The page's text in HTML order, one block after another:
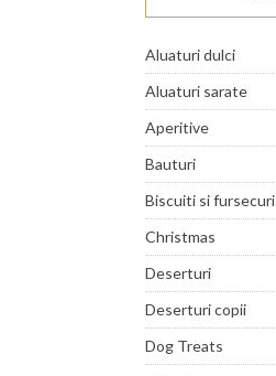
Aluaturi dulci
Aluaturi sarate
Aperitive
Bauturi
Biscuiti si fursecuri
Christmas
Deserturi
Deserturi copii
Dog Treats